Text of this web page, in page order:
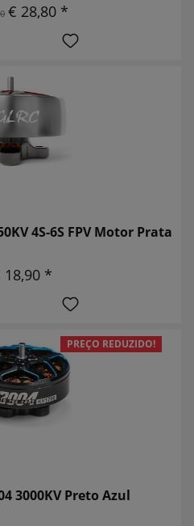
€ 28,80 *
4S-6S FPV Motor Prata
18,90 *
PREÇO REDUZIDO!
3000KV Preto Azul